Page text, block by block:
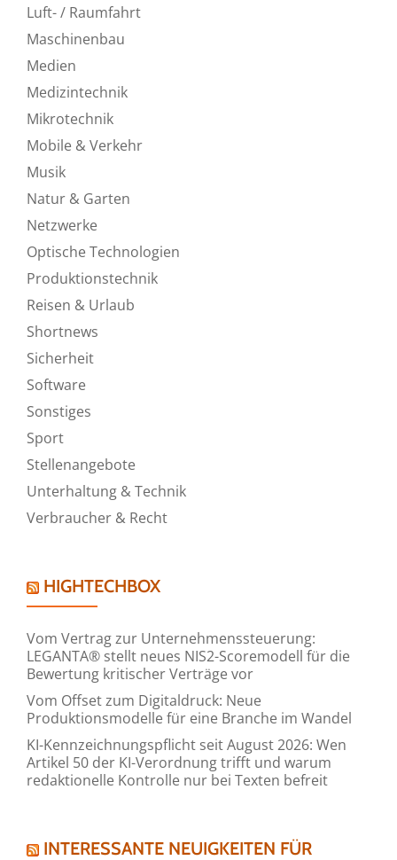
Luft- / Raumfahrt
Maschinenbau
Medien
Medizintechnik
Mikrotechnik
Mobile & Verkehr
Musik
Natur & Garten
Netzwerke
Optische Technologien
Produktionstechnik
Reisen & Urlaub
Shortnews
Sicherheit
Software
Sonstiges
Sport
Stellenangebote
Unterhaltung & Technik
Verbraucher & Recht
HIGHTECHBOX
Vom Vertrag zur Unternehmenssteuerung:
LEGANTA® stellt neues NIS2-Scoremodell für die
Bewertung kritischer Verträge vor
Vom Offset zum Digitaldruck: Neue
Produktionsmodelle für eine Branche im Wandel
KI-Kennzeichnungspflicht seit August 2026: Wen
Artikel 50 der KI-Verordnung trifft und warum
redaktionelle Kontrolle nur bei Texten befreit
INTERESSANTE NEUIGKEITEN FÜR